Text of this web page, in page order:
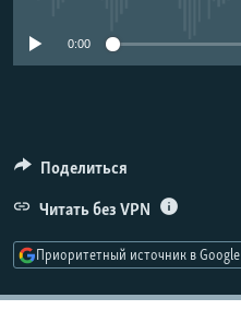
Все сайты РСЕ/РС
0:00
Поделиться
Читать без VPN
Приоритетный источник в Google